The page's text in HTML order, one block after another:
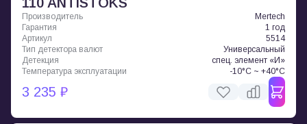
Производитель
Mertech
Гарантия
1 год
Артикул
5514
Тип детектора валют
Универсальный
Детекция
спец. элемент «И»
Температура эксплуатации
-10°C ~ +40°C
3 235 ₽